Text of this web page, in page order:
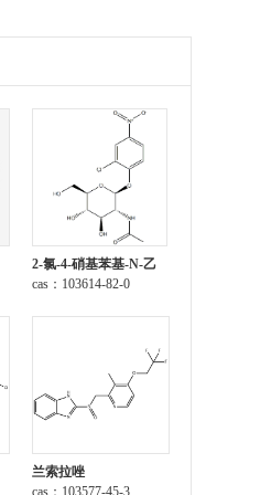
2-氯-4-硝基苯基-N-乙
酰-β-D-氨基葡萄糖苷
cas：103614-82-0
兰索拉唑
cas：103577-45-3